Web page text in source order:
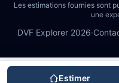
Estimer
Les estimations fournies sont
une
DVF Explorer 2026·